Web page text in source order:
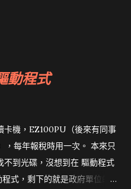
動程式
卡機，EZ100PU（後來有同事
每年報稅時用一次。 本來只
到光碟，沒想到在 驅動程式
式，剩下的就是政府單位的